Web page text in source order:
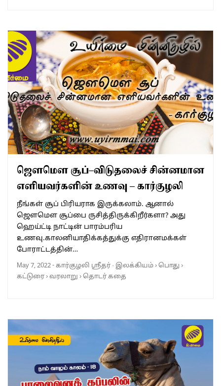
ஜௌமௌ சூப்–விடுதலைச் சின்னமான
எளியவர்களின் உணவு – கார்குழலி
நீங்கள் சூப் பிரியராக இருக்கலாம். ஆனால்
ஜௌமௌ சூப்பை ருசித்திருக்கிறீர்களா? அது
ஹெய்ட்டி நாட்டின் பாரம்பரிய
உணவு.காலனியாதிக்கத்துக்கு எதிரானமக்கள்
போராட்டத்தின்…
May 7, 2022-கார்குழலி ஸ்ரீதர் · இலக்கியம்›பொது ›
கட்டுரை›வரலாறு ›தொடர் கதை